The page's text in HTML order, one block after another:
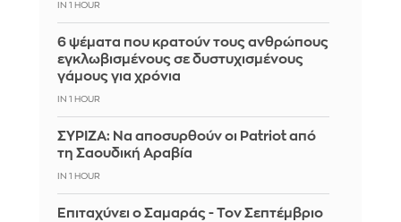
IN 1 HOUR
6 ψέματα που κρατούν τους ανθρώπους
εγκλωβισμένους σε δυστυχισμένους
γάμους για χρόνια
IN 1 HOUR
ΣΥΡΙΖΑ: Να αποσυρθούν οι Patriot από
τη Σαουδική Αραβία
IN 1 HOUR
Επιταχύνει ο Σαμαράς - Τον Σεπτέμβριο